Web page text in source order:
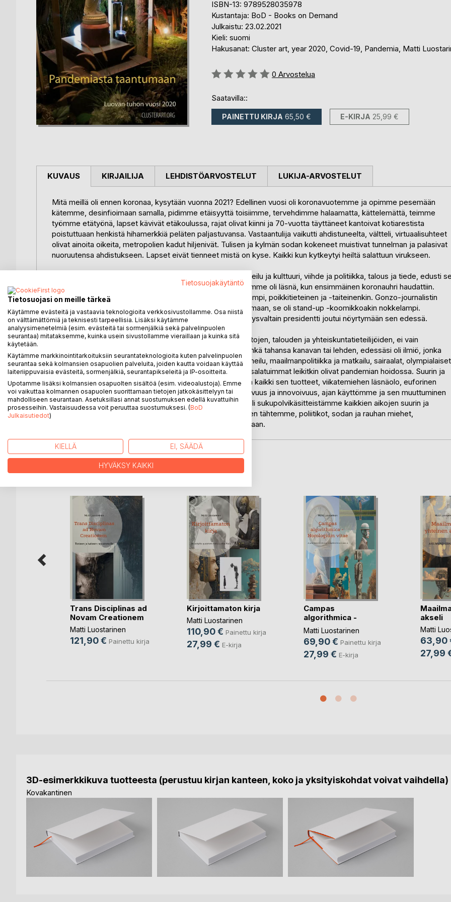
ISBN-13: 9789528035978
Kustantaja: BoD - Books on Demand
Julkaistu: 23.02.2021
Kieli: suomi
Hakusanat: Cluster art, year 2020, Covid-19, Pandemia, Matti
Arvostelu::
0 Arvostelua
Saatavilla::
PAINETTU KIRJA 65,50 € E-KIRJA 25,99 €
KUVAUS
Mitä meillä oli ennen koronaa, kysytään vuonna 2021? Edellinen vuosi oli koronavuotemme ja opimme pesemään
kätemme, desinfioimaan samalla, pidimme etäisyyttä toisiimme, tervehdimme halaamatta, kättelemättä, teimme
työmme etätyönä, lapset kävivät etäkoulussa, rajat olivat kiinni ja 70-vuotta täyttäneet kantoivat kotiarestista
poistuttuaan henkistä hihamerkkiä peläten paljastuvansa. Vastaantulija vaikutti ahdistuneelta, vältteli, virtuaalisuhteet
olivat ainoita oikeita, metropolien kadut hiljenivät. Tulisen ja kylmän sodan kokeneet muistivat tunnelman ja palasivat
nuoruutensa ahdistukseen. Lapset eivät tienneet mistä on kyse. Kaikki kun kytkeytyi heiltä salattuun virukseen.
Mediayhteiskunnan jokainen lähetys oli koronalähetys. Urheilu ja kulttuuri, viihde ja politiikka, talous ja tiede, edusti
mitä tahansa, oli koronan leimaamaa profetiaa. Presidenttimme oli läsnä, kun ensimmäinen koronauhri haudattiin.
Korona ei ollut vain luonnontieteitä vaan paljon monipuolisempi, poikkitieteinen ja -taiteinenkin. Gonzo-journalistin
tapaan korona kykeni löytämään sivupolutkin ja muuntautumaan, se oli stand-up -koomikkoakin nokkelampi.
Tieteessä se oli mahdoton neuvottelukumppani. Jopa Yhdysvaltain presidentti joutui nöyrtymään sen edessä.
Vuonna 2020 korona hallitsi kaikkea, oli filosofisten pohdintojen, talouden ja yhteiskuntatieteilijöiden, ei vain
lääkäreiden ja biologien osaamista. Avasit vuonna 2020 minkä tahansa kanavan tai lehden, edessäsi oli ilmiö, jonka
tausta syntyi koronasta, synti oli silmiesi edessä. Ei vain urheilu, maailmanpolitiikka ja matkailu, sairaalat, olympialaiset
ja kapakat, hoitajat, vaan myös mielikuvituksemme ja sen salatuimmat leikitkin olivat pandemian hoidossa. Suurin ja
tärkein oli hallita pelkoa, koronan aseista tärkeintä. Pelko ja kaikki sen tuotteet, viikatemiehen läsnäolo, euforinen
piina ja magia oli kuin hallainen yö keskellä suvea. Jopa luovuus ja innovoivuus, ajan käyttömme ja sen muuttuminen
oli vauvasta vaariin koronan ja pandemian hallinnassa. Se oli sukupolvikäsitteistämme kaikkien aikojen suurin ja
kaunein - ohittaen menneen maailman suurimmatkin viihteen tähtemme, poliitikot, sodan ja rauhan miehet,
ylivertaisella tavalla ulottuen kaikkien meidän arkeen ja juhlaan.
KIRJAILIJA LEHDISTÖARVOSTELUT LUKIJA-ARVOSTELUT
LISÄÄ KIRJOJA BoD:LLA
Trans Disciplinas ad
Novam Creationem
Matti Luostarinen
121,90 € Painettu kirja
Kirjoittamaton kirja
Matti Luostarinen
110,90 € Painettu kirja
27,99 € E-kirja
Campas
algorithmica -
Horologium vitae
Matti Luostarinen
69,90 € Painettu kirja
27,99 € E-kirja
akseli
Matti
63,90
27,99
3D-esimerkkikuva tuotteesta (perustuu kirjan kanteen, koko ja yksityiskohdat voivat vaihdella)
Kovakantinen
Tietosuojakäytäntö
Tietosuojasi on meille tärkeä
Käytämme evästeitä ja vastaavia teknologioita verkkosivustollamme. Osa niistä
on välttämättömiä ja teknisesti tarpeellisia. Lisäksi käytämme
analyysimenetelmiä (esim. evästeitä tai sormenjälkiä sekä palvelinpuolen
seurantaa) mitataksemme, kuinka usein sivustollamme vieraillaan ja kuinka sitä
käytetään.
Käytämme markkinointitarkoituksiin seurantateknologioita kuten palvelinpuolen
seurantaa sekä kolmansien osapuolien palveluita, joiden kautta voidaan käyttää
laiteriippuvaisia evästeitä, sormenjälkiä, seurantapikseleitä ja IP-osoitteita.
Upotamme lisäksi kolmansien osapuolten sisältöä (esim. videoalustoja). Emme
voi vaikuttaa kolmannen osapuolen suorittamaan tietojen jatkokäsittelyyn tai
mahdolliseen seurantaan. Asetuksillasi annat suostumuksen edellä kuvattuihin
prosesseihin. Vastaisuudessa voit peruuttaa suostumuksesi. (BoD
Julkaisutiedot)
KIELLÄ EI, SÄÄDÄ
HYVÄKSY KAIKKI